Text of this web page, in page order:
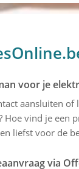
voor je
aansluiten
Hoe vind je een
liefst voor de
via